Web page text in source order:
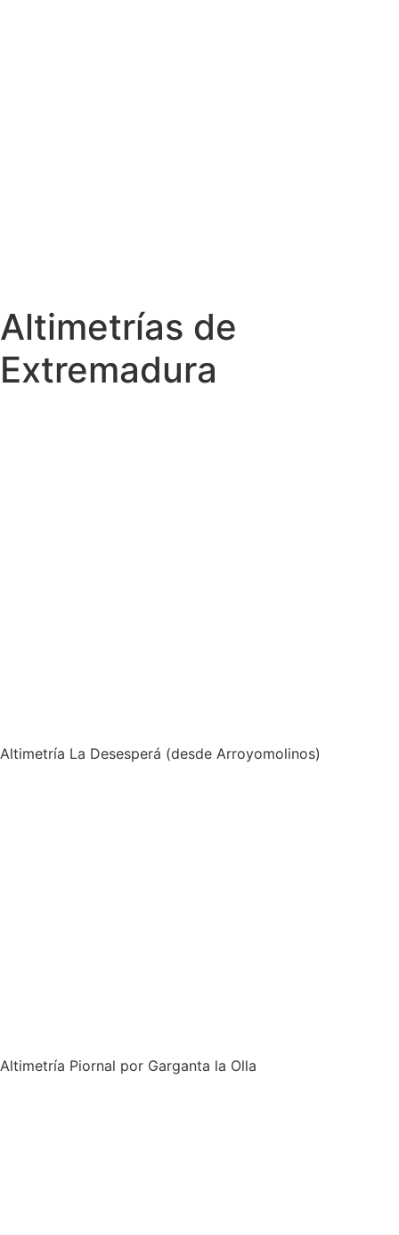
Altimetrías de
Extremadura
Altimetría La Desesperá (desde Arroyomolinos)
Altimetría Piornal por Garganta la Olla